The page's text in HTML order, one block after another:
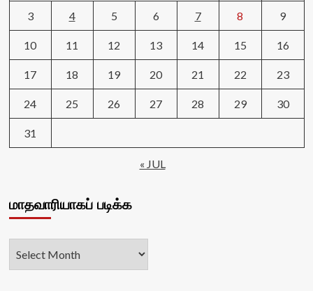
3 4 5 6 7 8 9
10 11 12 13 14 15 16
17 18 19 20 21 22 23
24 25 26 27 28 29 30
31
« JUL
மாதவாரியாகப் படிக்க